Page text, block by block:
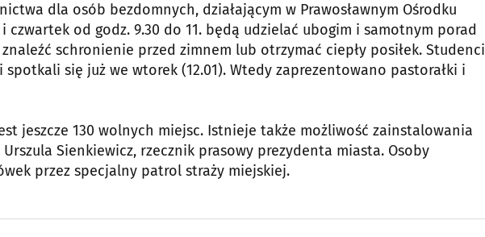
dla osób bezdomnych, działającym w Prawosławnym Ośrodku
czwartek od godz. 9.30 do 11. będą udzielać ubogim i samotnym porad
schronienie przed zimnem lub otrzymać ciepły posiłek. Studenci
się już we wtorek (12.01). Wtedy zaprezentowano pastorałki i
jeszcze 130 wolnych miejsc. Istnieje także możliwość zainstalowania
Sienkiewicz, rzecznik prasowy prezydenta miasta. Osoby
przez specjalny patrol straży miejskiej.